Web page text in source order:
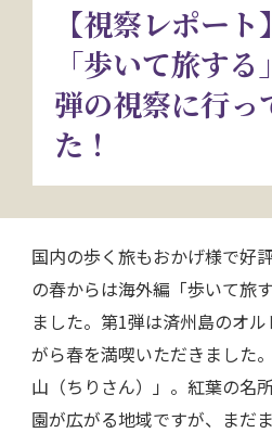
電話にて
【視察レポー
「歩いて旅す
弾の視察に行っ
た！
国内の歩く旅もおかげ様で好
の春からは海外編「歩いて旅
ました。第1弾は済州島のオ
がら春を満喫いただきました
山（ちりさん）」。紅葉の名
園が広がる地域ですが、まだ